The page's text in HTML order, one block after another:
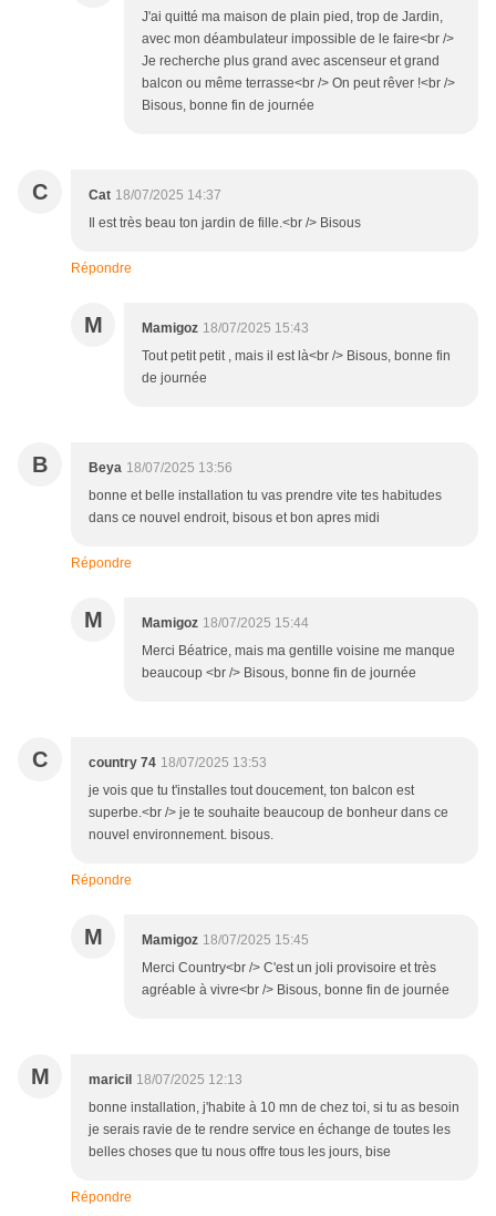
J'ai quitté ma maison de plain pied, trop de Jardin,
avec mon déambulateur impossible de le faire<br />
Je recherche plus grand avec ascenseur et grand
balcon ou même terrasse<br /> On peut rêver !<br />
Bisous, bonne fin de journée
C Cat 18/07/2025 14:37
Il est très beau ton jardin de fille.<br /> Bisous
Répondre
M Mamigoz 18/07/2025 15:43
Tout petit petit , mais il est là<br /> Bisous, bonne fin
de journée
B Beya 18/07/2025 13:56
bonne et belle installation tu vas prendre vite tes habitudes
dans ce nouvel endroit, bisous et bon apres midi
Répondre
M Mamigoz 18/07/2025 15:44
Merci Béatrice, mais ma gentille voisine me manque
beaucoup <br /> Bisous, bonne fin de journée
C country 74 18/07/2025 13:53
je vois que tu t'installes tout doucement, ton balcon est
superbe.<br /> je te souhaite beaucoup de bonheur dans ce
nouvel environnement. bisous.
Répondre
M Mamigoz 18/07/2025 15:45
Merci Country<br /> C'est un joli provisoire et très
agréable à vivre<br /> Bisous, bonne fin de journée
M maricil 18/07/2025 12:13
bonne installation, j'habite à 10 mn de chez toi, si tu as besoin
je serais ravie de te rendre service en échange de toutes les
belles choses que tu nous offre tous les jours, bise
Répondre